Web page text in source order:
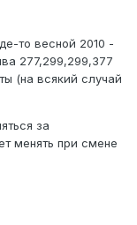
то весной 2010 -
277,299,299,377
(на всякий случай
за
менять при смене